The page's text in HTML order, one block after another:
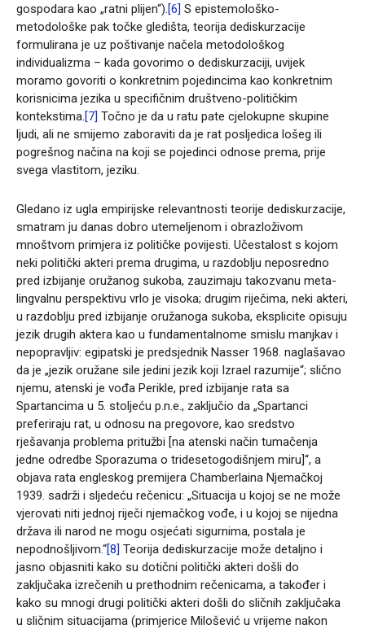
gospodara kao „ratni plijen“).[6] S epistemološko-
metodološke pak točke gledišta, teorija dediskurzacije
formulirana je uz poštivanje načela metodološkog
individualizma – kada govorimo o dediskurzaciji, uvijek
moramo govoriti o konkretnim pojedincima kao konkretnim
korisnicima jezika u specifičnim društveno-političkim
kontekstima.[7] Točno je da u ratu pate cjelokupne skupine
ljudi, ali ne smijemo zaboraviti da je rat posljedica lošeg ili
pogrešnog načina na koji se pojedinci odnose prema, prije
svega vlastitom, jeziku.
Gledano iz ugla empirijske relevantnosti teorije dediskurzacije,
smatram ju danas dobro utemeljenom i obrazloživom
mnoštvom primjera iz političke povijesti. Učestalost s kojom
neki politički akteri prema drugima, u razdoblju neposredno
pred izbijanje oružanog sukoba, zauzimaju takozvanu meta-
lingvalnu perspektivu vrlo je visoka; drugim riječima, neki akteri,
u razdoblju pred izbijanje oružanoga sukoba, eksplicite opisuju
jezik drugih aktera kao u fundamentalnome smislu manjkav i
nepopravljiv: egipatski je predsjednik Nasser 1968. naglašavao
da je „jezik oružane sile jedini jezik koji Izrael razumije“; slično
njemu, atenski je vođa Perikle, pred izbijanje rata sa
Spartancima u 5. stoljeću p.n.e., zaključio da „Spartanci
preferiraju rat, u odnosu na pregovore, kao sredstvo
rješavanja problema pritužbi [na atenski način tumačenja
jedne odredbe Sporazuma o tridesetogodišnjem miru]“, a
objava rata engleskog premijera Chamberlaina Njemačkoj
1939. sadrži i sljedeću rečenicu: „Situacija u kojoj se ne može
vjerovati niti jednoj riječi njemačkog vođe, i u kojoj se nijedna
država ili narod ne mogu osjećati sigurnima, postala je
nepodnošljivom.“[8] Teorija dediskurzacije može detaljno i
jasno objasniti kako su dotični politički akteri došli do
zaključaka izrečenih u prethodnim rečenicama, a također i
kako su mnogi drugi politički akteri došli do sličnih zaključaka
u sličnim situacijama (primjerice Milošević u vrijeme nakon